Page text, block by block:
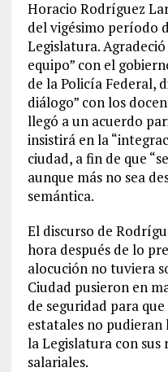
Horacio Rodríguez
del vigésimo período
Legislatura.
equipo” con el
de la Policía Federal,
diálogo” con los
llegó a un acuerdo
insistirá en la
ciudad, a fin de que
aunque más no sea
semántica.
El discurso de
hora después de lo
alocución no tuviera
Ciudad pusieron en
de seguridad para
estatales no pudieran
la Legislatura con sus
salariales.